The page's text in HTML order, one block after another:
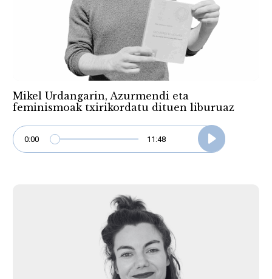
Mikel Urdangarin, Azurmendi eta
feminismoak txirikordatu dituen liburuaz
0:00 11:48